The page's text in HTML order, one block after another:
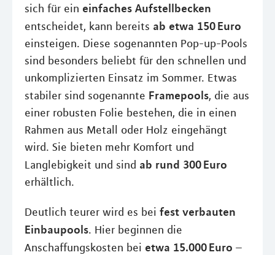
sich für ein einfaches Aufstellbecken
entscheidet, kann bereits ab etwa 150 Euro
einsteigen. Diese sogenannten Pop-up-Pools
sind besonders beliebt für den schnellen und
unkomplizierten Einsatz im Sommer. Etwas
stabiler sind sogenannte Framepools, die aus
einer robusten Folie bestehen, die in einen
Rahmen aus Metall oder Holz eingehängt
wird. Sie bieten mehr Komfort und
Langlebigkeit und sind ab rund 300 Euro
erhältlich.
Deutlich teurer wird es bei fest verbauten
Einbaupools. Hier beginnen die
Anschaffungskosten bei etwa 15.000 Euro –